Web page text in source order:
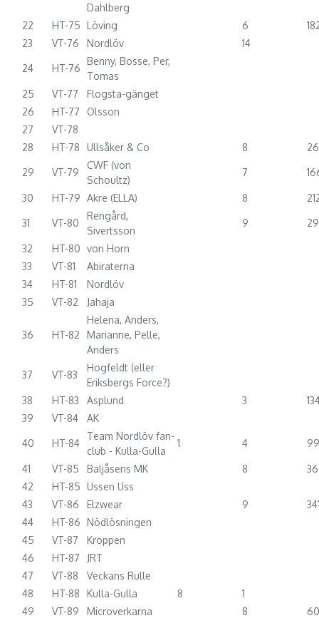
Dahlberg
22
HT-75 Löving 6
23
VT-76 Nordlöv 14
24 HT-76
Benny, Bosse, Per,
Tomas
25
VT-77
Flogsta-gänget
26
HT-77
Olsson
27
VT-78
28
HT-78 Ullsåker & Co 8
29 VT-79
CWF (von
Schoultz)
7
30 HT-79 Akre (ELLA) 8
31 VT-80
Rengård,
Sivertsson
9
32 HT-80 von Horn
33
VT-81
Abiraterna
34
HT-81
Nordlöv
35
VT-82 Jahaja
36 HT-82
Helena, Anders,
Marianne, Pelle,
Anders
37 VT-83
Hogfeldt (eller
Eriksbergs Force?)
38
HT-83 Asplund 3
39
VT-84 AK
40 HT-84
Team Nordlöv fan-
club - Kulla-Gulla
1 4 99
41 VT-85 Baljåsens MK 8
42
HT-85 Ussen Uss
43
VT-86 Elzwear 9
44
HT-86 Nödlösningen
45
VT-87
Kroppen
46
HT-87
JRT
47
VT-88
Veckans Rulle
48
HT-88 Kulla-Gulla 8
1
49
VT-89 Microverkarna 8